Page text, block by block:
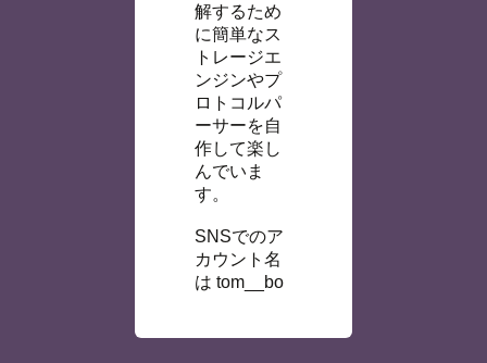
解するため
に簡単なス
トレージエ
ンジンやプ
ロトコルパ
ーサーを自
作して楽し
んでいま
す。
SNSでのア
カウント名
は tom__bo